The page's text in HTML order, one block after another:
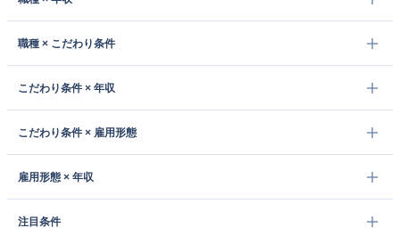
職種 × こだわり条件
こだわり条件 × 年収
こだわり条件 × 雇用形態
雇用形態 × 年収
注目条件